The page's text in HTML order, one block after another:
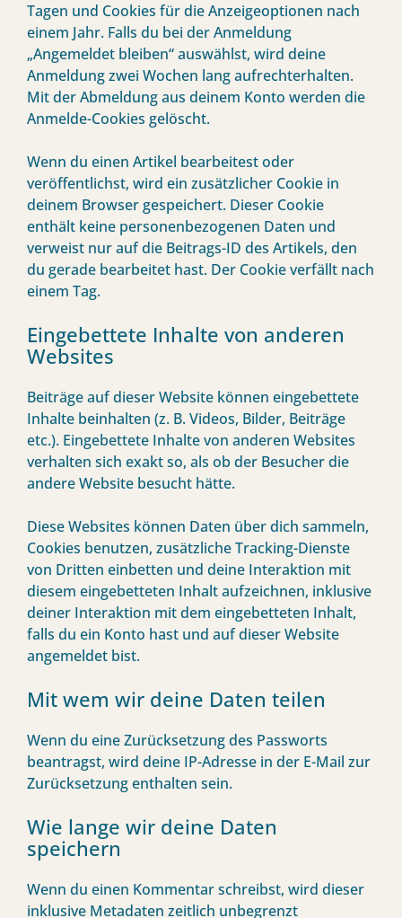
Tagen und Cookies für die Anzeigeoptionen nach
einem Jahr. Falls du bei der Anmeldung
„Angemeldet bleiben“ auswählst, wird deine
Anmeldung zwei Wochen lang aufrechterhalten.
Mit der Abmeldung aus deinem Konto werden die
Anmelde-Cookies gelöscht.
Wenn du einen Artikel bearbeitest oder
veröffentlichst, wird ein zusätzlicher Cookie in
deinem Browser gespeichert. Dieser Cookie
enthält keine personenbezogenen Daten und
verweist nur auf die Beitrags-ID des Artikels, den
du gerade bearbeitet hast. Der Cookie verfällt nach
einem Tag.
Eingebettete Inhalte von anderen
Websites
Beiträge auf dieser Website können eingebettete
Inhalte beinhalten (z. B. Videos, Bilder, Beiträge
etc.). Eingebettete Inhalte von anderen Websites
verhalten sich exakt so, als ob der Besucher die
andere Website besucht hätte.
Diese Websites können Daten über dich sammeln,
Cookies benutzen, zusätzliche Tracking-Dienste
von Dritten einbetten und deine Interaktion mit
diesem eingebetteten Inhalt aufzeichnen, inklusive
deiner Interaktion mit dem eingebetteten Inhalt,
falls du ein Konto hast und auf dieser Website
angemeldet bist.
Mit wem wir deine Daten teilen
Wenn du eine Zurücksetzung des Passworts
beantragst, wird deine IP-Adresse in der E-Mail zur
Zurücksetzung enthalten sein.
Wie lange wir deine Daten
speichern
Wenn du einen Kommentar schreibst, wird dieser
inklusive Metadaten zeitlich unbegrenzt